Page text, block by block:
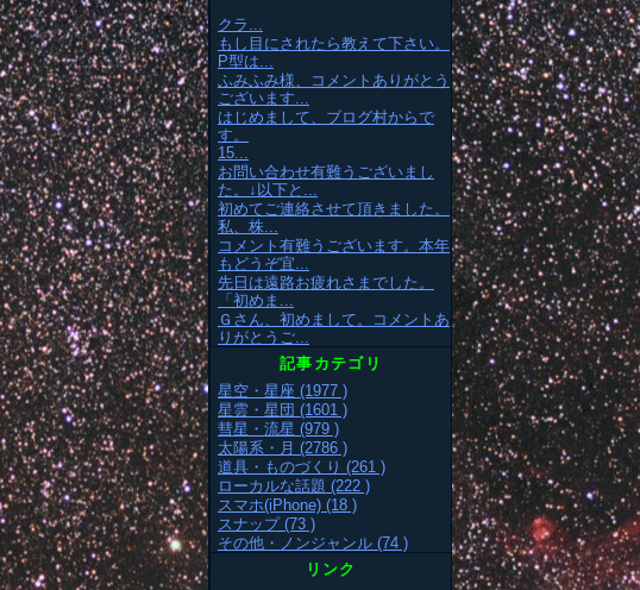
クラ...
もし目にされたら教えて下さい。
P型は...
ふみふみ様、コメントありがとう
ございます...
はじめまして、ブログ村からで
す。
15...
お問い合わせ有難うございまし
た。↓以下と...
初めてご連絡させて頂きました。
私、株...
コメント有難うございます。本年
もどうぞ宜...
先日は遠路お疲れさまでした。
「初めま...
Ｇさん、初めまして。コメントあ
りがとうご...
記事カテゴリ
星空・星座 (1977 )
星雲・星団 (1601 )
彗星・流星 (979 )
太陽系・月 (2786 )
道具・ものづくり (261 )
ローカルな話題 (222 )
スマホ(iPhone) (18 )
スナップ (73 )
その他・ノンジャンル (74 )
リンク